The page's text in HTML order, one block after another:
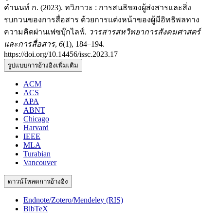
คำนนท์ ก. (2023). ทวิภาวะ : การสนธิของผู้ส่งสารและสิ่ง
รบกวนของการสื่อสาร ด้วยการแต่งหน้าของผู้มีอิทธิพลทาง
ความคิดผ่านเฟซบุ๊กไลฟ์. วารสารสหวิทยาการสังคมศาสตร์
และการสื่อสาร, 6(1), 184–194.
https://doi.org/10.14456/issc.2023.17
รูปแบบการอ้างอิงเพิ่มเติม
ACM
ACS
APA
ABNT
Chicago
Harvard
IEEE
MLA
Turabian
Vancouver
ดาวน์โหลดการอ้างอิง
Endnote/Zotero/Mendeley (RIS)
BibTeX